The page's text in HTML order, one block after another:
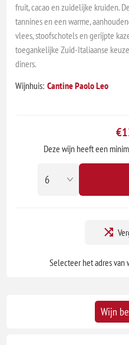
fruit, cacao en zuidelijke kruiden.
tannines en een warme,
vlees, stoofschotels en gerijpte
toegankelijke Zuid-Italiaanse
diners.
Wijnhuis: Cantine Paolo Leo
Deze wijn heeft een
Selecteer het adres
Wijn